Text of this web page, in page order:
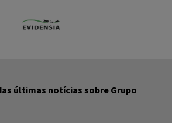
últimas notícias sobre Grupo